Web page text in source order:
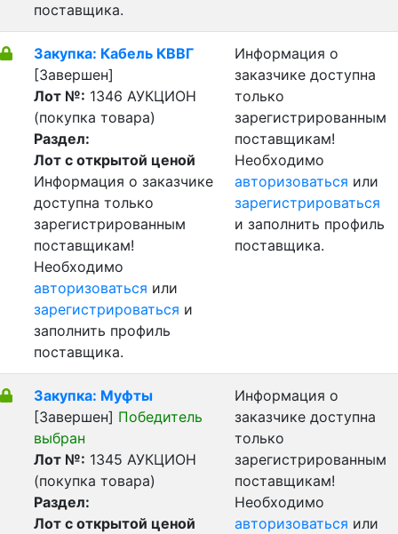
поставщика.
Закупка: Кабель КВВГ
[Завершен]
Лот №: 1346 АУКЦИОН
(покупка товара)
Раздел:
Лот с открытой ценой
Информация о заказчике
доступна только
зарегистрированным
поставщикам!
Необходимо
авторизоваться или
зарегистрироваться и
заполнить профиль
поставщика.
Информация о
заказчике доступна
только
зарегистрированным
поставщикам!
Необходимо
авторизоваться или
зарегистрироваться
и заполнить профиль
поставщика.
Закупка: Муфты
[Завершен] Победитель
выбран
Лот №: 1345 АУКЦИОН
(покупка товара)
Раздел:
Лот с открытой ценой
Информация о
заказчике доступна
только
зарегистрированным
поставщикам!
Необходимо
авторизоваться или